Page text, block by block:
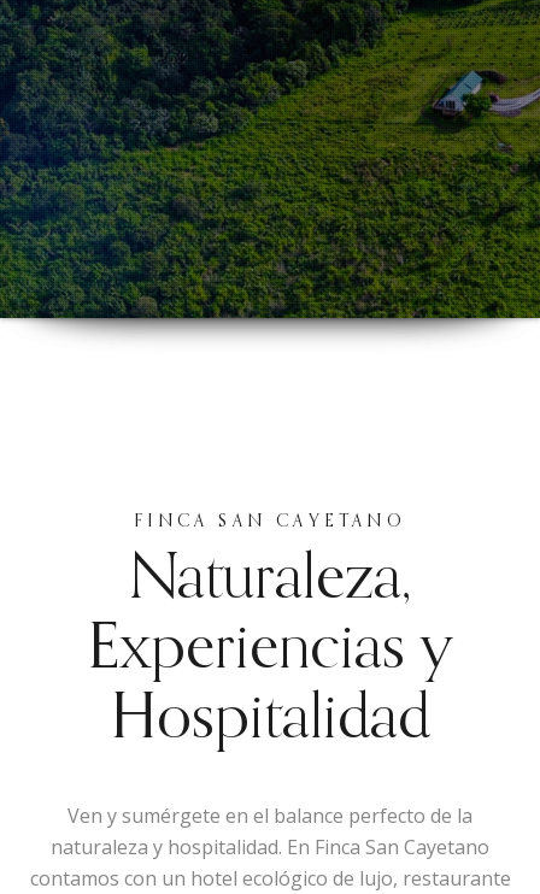
FINCA SAN CAYETANO
Naturaleza,
Experiencias y
Hospitalidad
Ven y sumérgete en el balance perfecto de la
naturaleza y hospitalidad. En Finca San Cayetano
contamos con un hotel ecológico de lujo, restaurante